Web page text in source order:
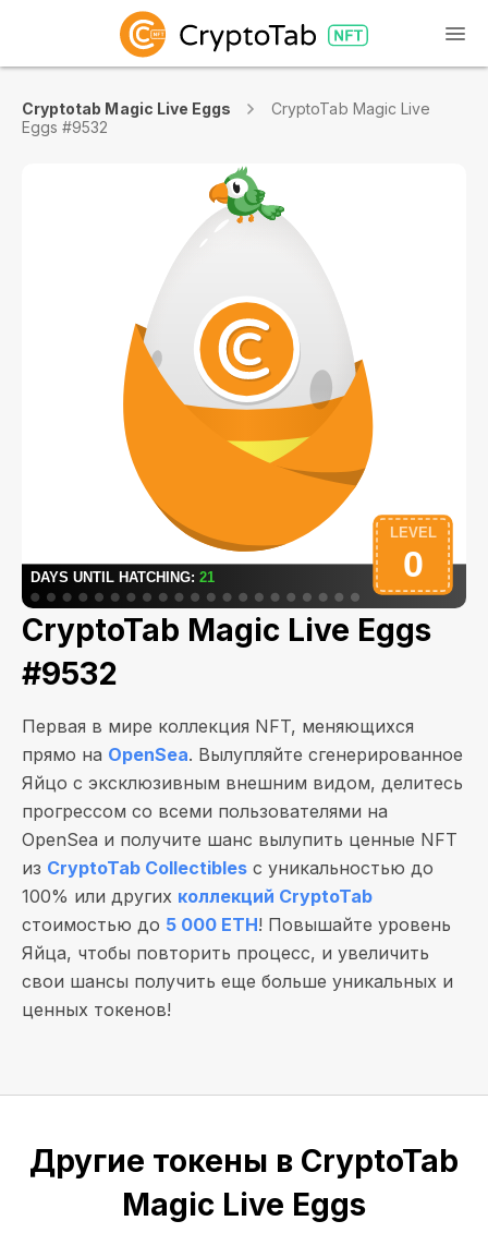
Cryptotab Magic Live Eggs
CryptoTab Magic Live
Eggs #9532
CryptoTab Magic Live Eggs
#9532
Первая в мире коллекция NFT, меняющихся
прямо на OpenSea. Вылупляйте сгенерированное
Яйцо с эксклюзивным внешним видом, делитесь
прогрессом со всеми пользователями на
OpenSea и получите шанс вылупить ценные NFT
из CryptoTab Collectibles с уникальностью до
100% или других коллекций CryptoTab
стоимостью до 5 000 ETH! Повышайте уровень
Яйца, чтобы повторить процесс, и увеличить
свои шансы получить еще больше уникальных и
ценных токенов!
Другие токены в CryptoTab
Magic Live Eggs